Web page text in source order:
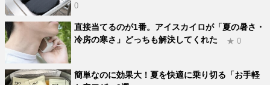
0
直接当てるのが1番。アイスカイロが「夏の暑さ・
冷房の寒さ」どっちも解決してくれた
★ 0
簡単なのに効果大！夏を快適に乗り切る「お手軽